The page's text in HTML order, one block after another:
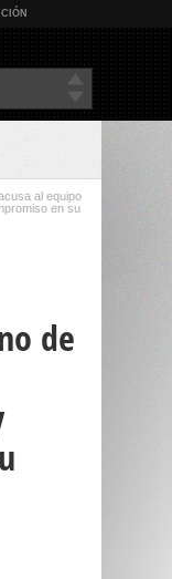
al equipo
en su
de